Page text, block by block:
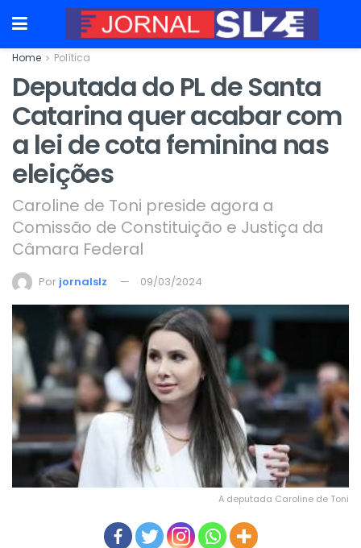
Home Política
Deputada do PL de Santa
Catarina quer acabar com
a lei de cota feminina nas
eleições
Caroline de Toni preside agora a
Comissão de Constituição e Justiça da
Câmara Federal
Por jornalslz 09/03/2024
A deputada Caroline de Toni